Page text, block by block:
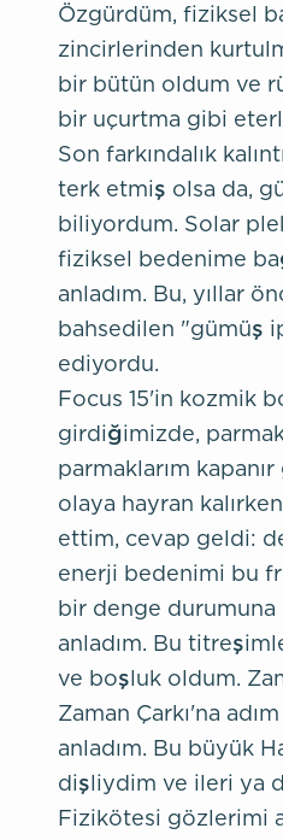
Özgürdüm, fiziksel
zincirlerinden
bir bütün oldum ve
bir uçurtma gibi
Son farkındalık
terk etmiş olsa da,
biliyordum. Solar
fiziksel bedenime
anladım. Bu, yıllar
bahsedilen "gümüş
ediyordu.
Focus 15'in kozmik
girdiğimizde,
parmaklarım kapanır
olaya hayran
ettim, cevap geldi:
enerji bedenimi bu
bir denge durumuna
anladım. Bu
ve boşluk oldum.
Zaman Çarkı'na
anladım. Bu büyük
dişliydim ve ileri ya
Fizikötesi gözlerimi